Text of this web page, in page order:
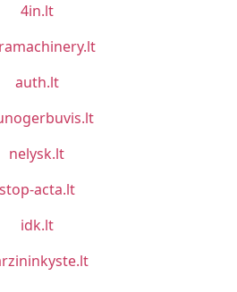
4in.lt
auth.lt
nelysk.lt
stop-acta.lt
idk.lt